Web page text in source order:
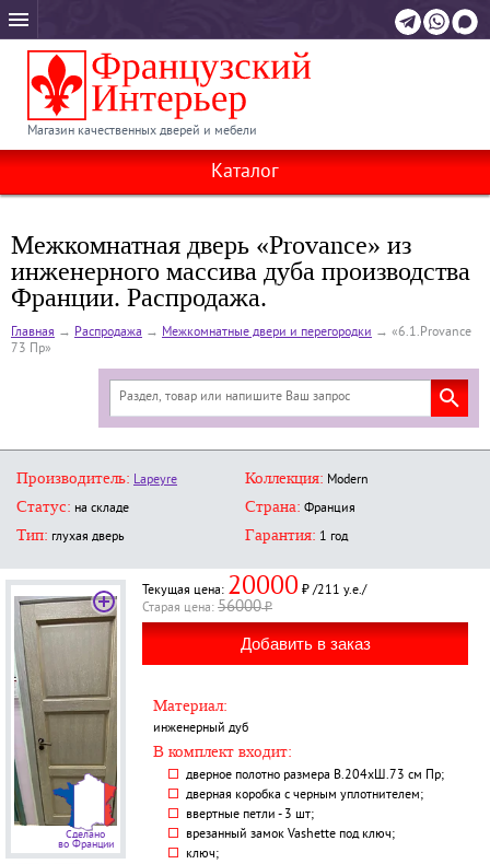
Магазин качественных дверей и мебели
Каталог
Межкомнатная дверь «Provance» из
инженерного массива дуба производства
Франции. Распродажа.
Главная → Распродажа → Межкомнатные двери и перегородки → «6.1.Provance
73 Пр»
Производитель: Lapeyre Коллекция: Modern
Статус: на складе Страна: Франция
Тип: глухая дверь Гарантия: 1 год
Сделано
во Франции
Текущая цена: 20000 ₽ /211 у.е./
Старая ценa: 56000₽
Материал:
инженерный дуб
В комплект входит:
дверное полотно размера В.204хШ.73 см Пр;
дверная коробка с черным уплотнителем;
ввертные петли - 3 шт;
врезанный замок Vashette под ключ;
ключ;